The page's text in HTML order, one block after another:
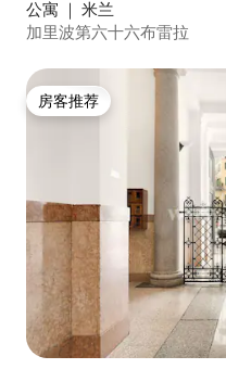
公寓 ｜ 米兰
加里波第六十六布雷拉
房客推荐
房客推荐